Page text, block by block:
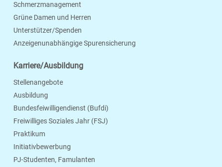
Schmerzmanagement
Grüne Damen und Herren
Unterstützer/Spenden
Anzeigenunabhängige Spurensicherung
Karriere/Ausbildung
Stellenangebote
Ausbildung
Bundesfeiwilligendienst (Bufdi)
Freiwilliges Soziales Jahr (FSJ)
Praktikum
Initiativbewerbung
PJ-Studenten, Famulanten